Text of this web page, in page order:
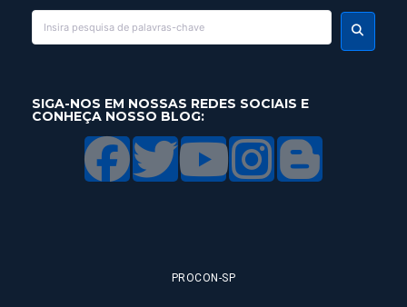
SIGA-NOS EM NOSSAS REDES SOCIAIS E
CONHEÇA NOSSO BLOG:
PROCON-SP